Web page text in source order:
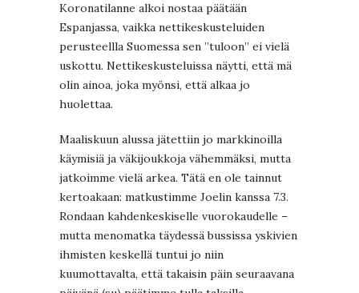
Koronatilanne alkoi nostaa päätään
Espanjassa, vaikka nettikeskusteluiden
perusteellla Suomessa sen ”tuloon” ei vielä
uskottu. Nettikeskusteluissa näytti, että mä
olin ainoa, joka myönsi, että alkaa jo
huolettaa.
Maaliskuun alussa jätettiin jo markkinoilla
käymisiä ja väkijoukkoja vähemmäksi, mutta
jatkoimme vielä arkea. Tätä en ole tainnut
kertoakaan: matkustimme Joelin kanssa 7.3.
Rondaan kahdenkeskiselle vuorokaudelle –
mutta menomatka täydessä bussissa yskivien
ihmisten keskellä tuntui jo niin
kuumottavalta, että takaisin päin seuraavana